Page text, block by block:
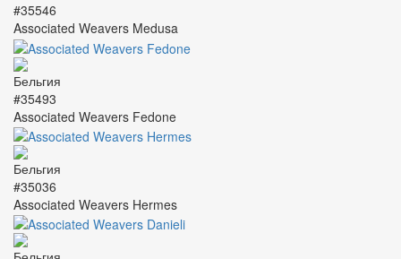
#35546
Associated Weavers Medusa
#35493
Associated Weavers Fedone
#35036
Associated Weavers Hermes